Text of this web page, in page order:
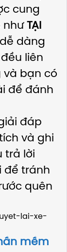
cung
như TẠI
dàng
liên
và bạn có
để đánh
đáp
và ghi
trả lời
để tránh
quên
mềm